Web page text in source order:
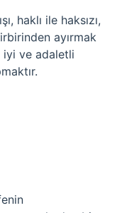
haklı ile haksızı,
ayırmak
iyi ve adaletli